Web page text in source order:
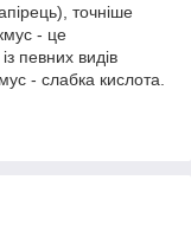
точніше
- це
певних видів
- слабка кислота.